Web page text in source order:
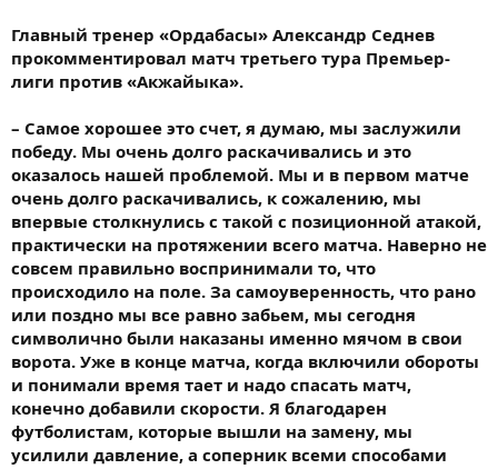
Главный тренер «Ордабасы» Александр Седнев
прокомментировал матч третьего тура Премьер-
лиги против «Акжайыка».
– Самое хорошее это счет, я думаю, мы заслужили
победу. Мы очень долго раскачивались и это
оказалось нашей проблемой. Мы и в первом матче
очень долго раскачивались, к сожалению, мы
впервые столкнулись с такой с позиционной атакой,
практически на протяжении всего матча. Наверно не
совсем правильно воспринимали то, что
происходило на поле. За самоуверенность, что рано
или поздно мы все равно забьем, мы сегодня
символично были наказаны именно мячом в свои
ворота. Уже в конце матча, когда включили обороты
и понимали время тает и надо спасать матч,
конечно добавили скорости. Я благодарен
футболистам, которые вышли на замену, мы
усилили давление, а соперник всеми способами